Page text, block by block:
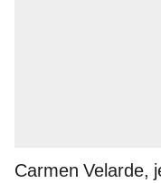
Carmen Velarde,